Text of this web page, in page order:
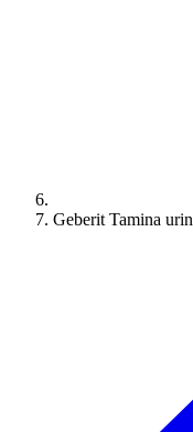
Geberit Tamina